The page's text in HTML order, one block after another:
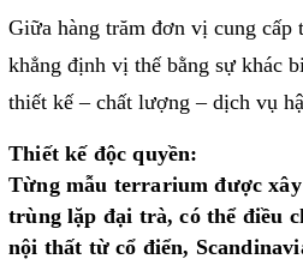
Giữa hàng trăm đơn vị cung cấp
khẳng định vị thế bằng sự khác
thiết kế – chất lượng – dịch vụ
Thiết kế độc quyền:
Từng mẫu terrarium được
trùng lặp đại trà, có thể điều
nội thất từ cổ điển,